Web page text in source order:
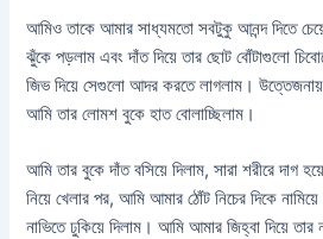
আমিও তাকে আমার সাধ্যমতো সবটুকু আনন্দ দিতে
ঝুঁকে পড়লাম এবং দাঁত দিয়ে তার ছোট বোঁটাগুলো
জিভ দিয়ে সেগুলো আদর করতে লাগলাম। উত্তেজনায়
আমি তার লোমশ বুকে হাত বোলাচ্ছিলাম।
আমি তার বুকে দাঁত বসিয়ে দিলাম, সারা শরীরে দাগ
নিয়ে খেলার পর, আমি আমার ঠোঁট নিচের দিকে
নাভিতে ঢুকিয়ে দিলাম। আমি আমার জিহ্বা দিয়ে